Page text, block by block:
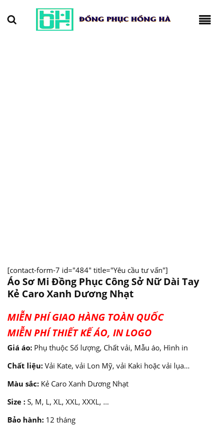
[contact-form-7 id="484" title="Yêu cầu tư vấn"]
Áo Sơ Mi Đồng Phục Công Sở Nữ Dài Tay
Kẻ Caro Xanh Dương Nhạt
MIỄN PHÍ GIAO HÀNG TOÀN QUỐC
MIỄN PHÍ THIẾT KẾ ÁO, IN LOGO
Giá áo: Phụ thuộc Số lượng, Chất vải, Mẫu áo, Hình in
Chất liệu: Vải Kate, vải Lon Mỹ, vải Kaki hoặc vải lụa…
Màu sắc: Kẻ Caro Xanh Dương Nhạt
Size : S, M, L, XL, XXL, XXXL, …
Bảo hành: 12 tháng